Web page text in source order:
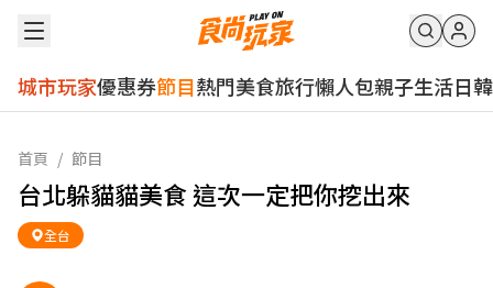
城市玩家優惠券節目熱門美食旅行懶人包親子生活日韓
首頁 / 節目
台北躲貓貓美食 這次一定把你挖出來
全台